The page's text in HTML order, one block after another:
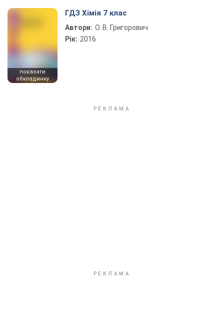
показати
обкладинку
ГДЗ Хімія 7 клас
Автори: О. В. Григорович
Рік: 2016